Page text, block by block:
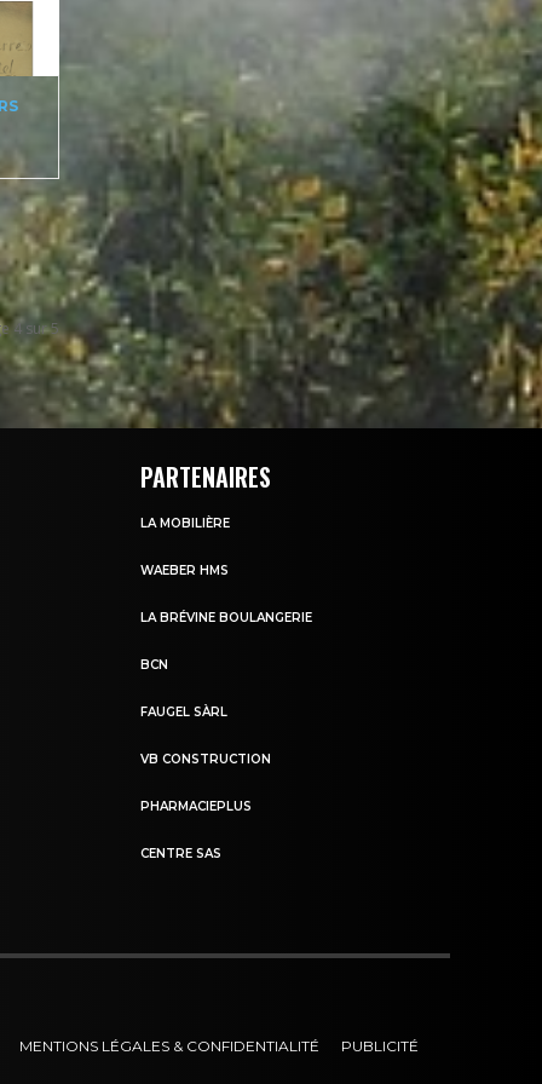
4 sur 5
PARTENAIRES
LA MOBILIÈRE
WAEBER HMS
LA BRÉVINE BOULANGERIE
BCN
FAUGEL SÀRL
VB CONSTRUCTION
PHARMACIEPLUS
CENTRE SAS
MENTIONS LÉGALES & CONFIDENTIALITÉ PUBLICITÉ